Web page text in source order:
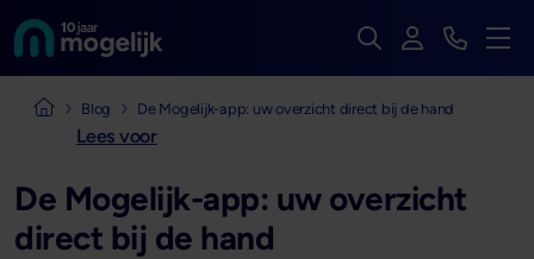
Naar de homepage van Zoek op de hele
InloggenBekijk
Menu
Naar de homepage van Mogelijk Vastgoedfinancieringen
Blog De Mogelijk-app: uw overzicht direct bij de hand
Lees voor
De Mogelijk-app: uw overzicht
direct bij de hand